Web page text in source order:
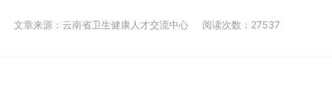
文章来源：云南省卫生健康人才交流中心 阅读次数：27537